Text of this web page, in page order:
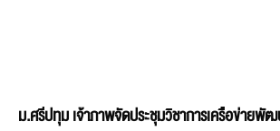
ม.ศรีปทุม เจ้าภาพจัดประชุมวิชาการเครือข่าย